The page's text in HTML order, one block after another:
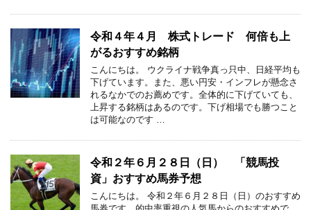
令和４年４月 株式トレード 何倍も上
がるおすすめ銘柄
こんにちは。 ウクライナ戦争真っ只中、日経平均も
下げています。また、悪い円安・インフレが懸念さ
れるなかでのお薦めです。全体的に下げていても、
上昇する銘柄はあるのです。下げ相場でも勝つこと
は可能なのです …
令和２年６月２８日（日） 「競馬投
資」おすすめ馬券予想
こんにちは。 令和２年６月２８日（日）のおすすめ